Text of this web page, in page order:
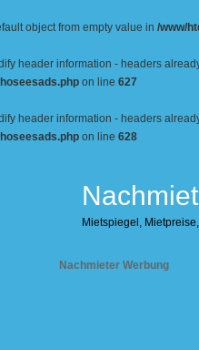
object from empty value in /www/
header information - headers
on line 627
header information - headers
on line 628
Mietspiegel,
Nachmieter Werbung